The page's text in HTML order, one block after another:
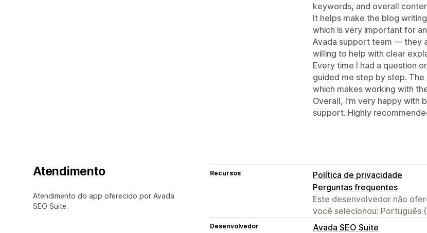
keywords, and overall
It helps make the blog
which is very important for
Avada support team — they
willing to help with clear
Every time I had a question
guided me step by step.
which makes working with
Overall, I’m very happy with
support. Highly
Atendimento
Atendimento do app oferecido por Avada
SEO Suite.
Recursos
Política de privacidade
Perguntas frequentes
Este desenvolvedor não
você selecionou: Português
Desenvolvedor
Avada SEO Suite